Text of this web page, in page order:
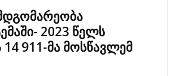
2023 წელს
911-მა მოსწავლემ